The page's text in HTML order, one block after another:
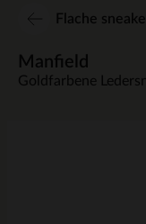
Flache
Manfield
Goldfarbene